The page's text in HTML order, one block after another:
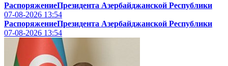
РаспоряжениеПрезидента Азербайджанской Республики
07-08-2026 13:54
РаспоряжениеПрезидента Азербайджанской Республики
07-08-2026 13:54